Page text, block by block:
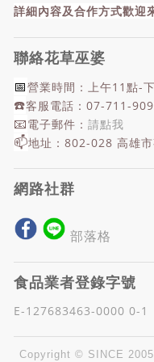
詳細內容及合作方式歡迎
聯絡花草巫婆
📅營業時間：上午11點-
☎️客服電話：07-711-
📧電子郵件： 請點我
📫地址：802-028 高雄
網路社群
部落格
食品業者登錄字號
E-127683463-0000 0-1
Copyright © SINCE